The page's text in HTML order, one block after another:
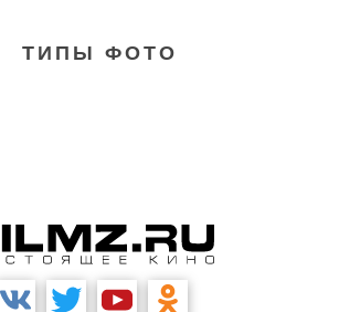
ТИПЫ ФОТО